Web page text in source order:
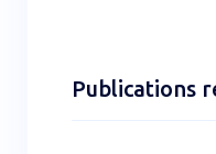
Publications